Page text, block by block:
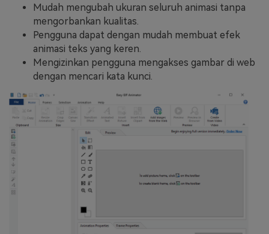
Mudah mengubah ukuran seluruh animasi tanpa
mengorbankan kualitas.
Pengguna dapat dengan mudah membuat efek
animasi teks yang keren.
Mengizinkan pengguna mengakses gambar di web
dengan mencari kata kunci.